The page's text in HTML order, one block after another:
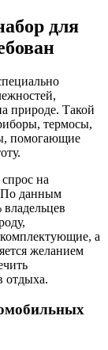
для
природе. Такой
термосы,
помогающие
на
По данным
владельцев
а
желанием
отдыха.